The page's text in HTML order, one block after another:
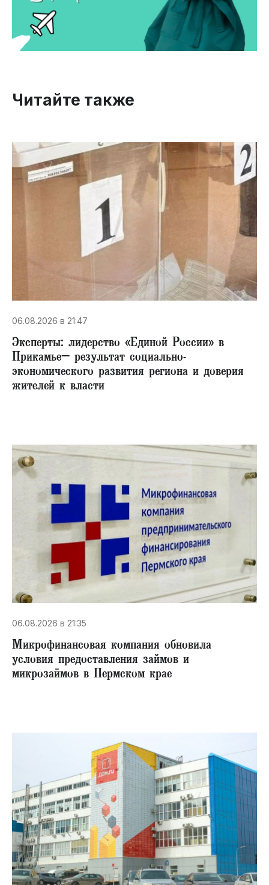
Читайте также
06.08.2026 в 21:47
Эксперты: лидерство «Единой России» в
Прикамье– результат социально-
экономического развития региона и доверия
жителей к власти
06.08.2026 в 21:35
Микрофинансовая компания обновила
условия предоставления займов и
микрозаймов в Пермском крае